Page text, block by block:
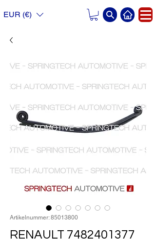
EUR (€)
Artikelnummer: 85013800
RENAULT 7482401377